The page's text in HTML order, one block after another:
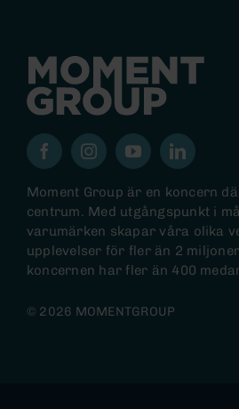
Moment Group är en koncern
centrum. Med utgångspunkt i
varumärken skapar våra olika
upplevelser för fler än 2
koncernen har fler än 400
© 2026 MOMENTGROUP